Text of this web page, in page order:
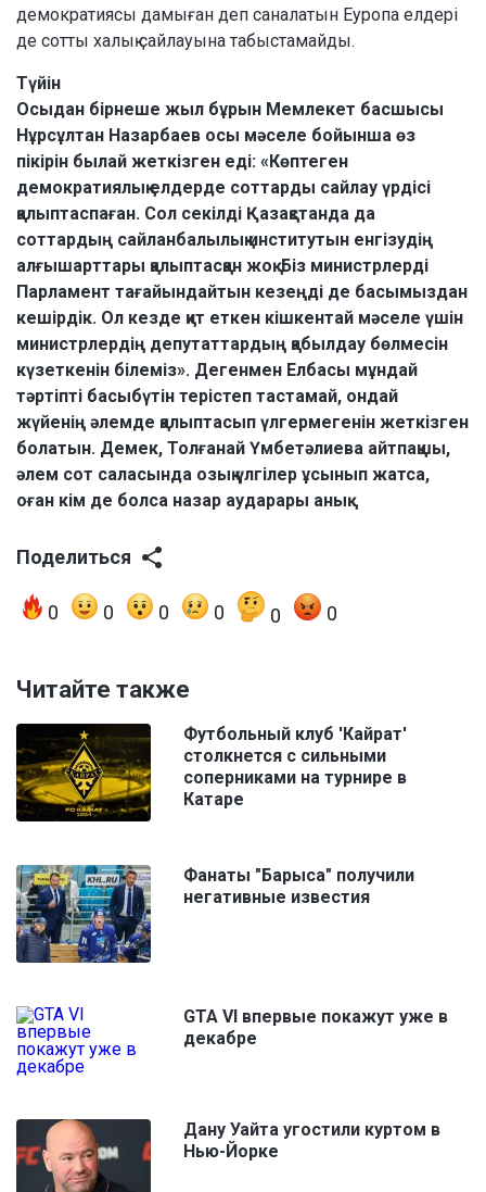
демократиясы дамыған деп саналатын Еуропа елдері
де сотты халық сай­лауына табыста­майды.
Түйін
Осыдан бірнеше жыл бұрын Мемлекет басшысы
Нұрсұлтан Назарбаев осы мәселе бойынша өз
пікірін былай жеткізген еді: «Көптеген
демократиялық елдерде соттарды сайлау үрдісі
қалыптаспаған. Сол секілді Қазақстанда да
соттардың сайланбалылық институтын енгізудің
алғышарттары қалыптасқан жоқ. Біз министрлерді
Парламент тағайындайтын кезеңді де басымыз­дан
кешірдік. Ол кезде қит еткен кішкентай мәселе үшін
министрлердің депутаттардың қабылдау бөлмесін
күзеткенін білеміз». Дегенмен Елбасы мұндай
тәртіпті басыбүтін терістеп тастамай, ондай
жүйенің әлемде қалыптасып үлгермегенін жеткізген
болатын. Демек, Толғанай Үмбетәлиева айтпақшы,
әлем сот саласында озық үлгілер ұсынып жатса,
оған кім де болса назар аударары анық.
Поделиться
0 0 0 0 0 0
Читайте также
Футбольный клуб 'Кайрат'
столкнется с сильными
соперниками на турнире в
Катаре
Фанаты "Барыса" получили
негативные известия
GTA VI впервые покажут уже в
декабре
Дану Уайта угостили куртом в
Нью-Йорке